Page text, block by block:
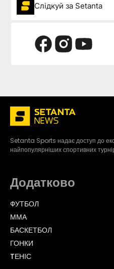
Слідкуй за Setanta
Setanta Sports надає доступ до
найпопулярніших спортивних
Додатково
ФУТБОЛ
ММА
БАСКЕТБОЛ
ГОНКИ
TЕНІС